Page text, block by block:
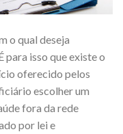
o qual deseja
para isso que existe o
oferecido pelos
escolher um
fora da rede
por lei e